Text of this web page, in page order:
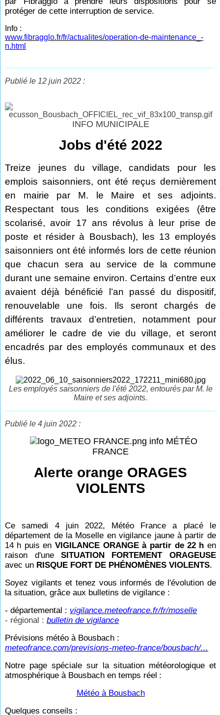
protéger de cette interruption de service.
Info :
www.fibragglo.fr/fr/actualites/operation-de-maintenance_-
n.html
Publié le 12 juin 2022 :
INFO MUNICIPALE
Jobs d'été 2022
Treize jeunes du village, candidats pour les
emplois saisonniers, ont été reçus dernièrement
en mairie par M. le Maire et ses adjoints.
Respectant tous les conditions exigées (être
scolarisé, avoir 17 ans révolus à leur prise de
poste et résider à Bousbach), les 13 employés
saisonniers ont été informés lors de cette réunion
que chacun sera au service de la commune
durant une semaine environ. Certains d’entre eux
avaient déjà bénéficié l’an passé du dispositif,
renouvelable une fois. Ils seront chargés de
différents travaux d’entretien, notamment pour
améliorer le cadre de vie du village, et seront
encadrés par des employés communaux et des
élus.
Les employés saisonniers de l'été 2022, entourés par M. le
Maire et ses adjoints.
Publié le 4 juin 2022 :
info MÉTÉO
FRANCE
Alerte orange ORAGES
VIOLENTS
Ce samedi 4 juin 2022, Météo France a placé le
département de la Moselle en vigilance jaune à partir de
14 h puis en VIGILANCE ORANGE à partir de 22 h en
raison d'une SITUATION FORTEMENT ORAGEUSE
avec un RISQUE FORT DE PHÉNOMÈNES VIOLENTS.
Soyez vigilants et tenez vous informés de l'évolution de
la situation, grâce aux bulletins de vigilance :
- départemental : vigilance.meteofrance.fr/fr/moselle
- régional :bulletin de vigilance
Prévisions météo à Bousbach :
meteofrance.com/previsions-meteo-france/bousbach/...
Notre page spéciale sur la situation météorologique et
atmosphérique à Bousbach en temps réel :
Météo à Bousbach
Quelques conseils :